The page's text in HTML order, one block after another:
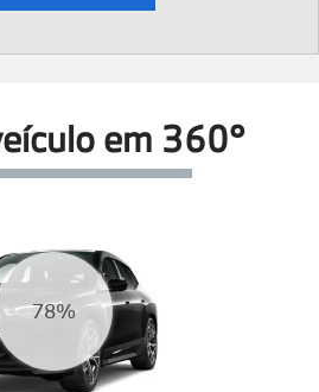
em 360°
83%